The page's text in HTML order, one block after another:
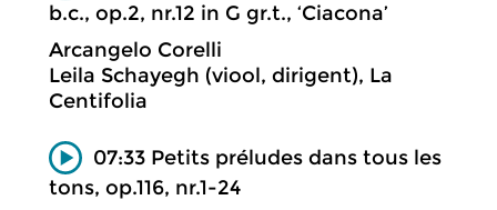
b.c., op.2, nr.12 in G gr.t., ‘Ciacona’
Arcangelo Corelli
Leila Schayegh (viool, dirigent), La
Centifolia
07:33 Petits préludes dans tous les
tons, op.116, nr.1-24